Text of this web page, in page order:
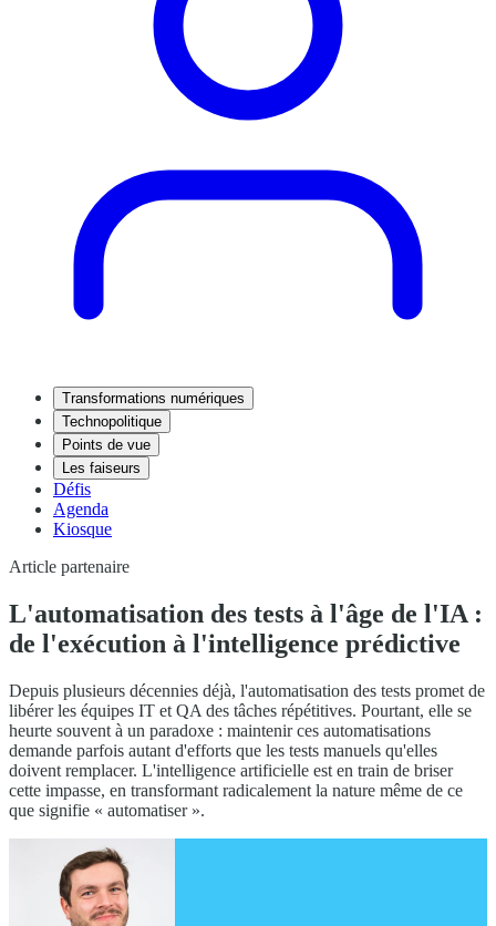
Transformations numériques
Technopolitique
Points de vue
Les faiseurs
Défis
Agenda
Kiosque
Article partenaire
L'automatisation des tests à l'âge de l'IA :
de l'exécution à l'intelligence prédictive
Depuis plusieurs décennies déjà, l'automatisation des tests promet de
libérer les équipes IT et QA des tâches répétitives. Pourtant, elle se
heurte souvent à un paradoxe : maintenir ces automatisations
demande parfois autant d'efforts que les tests manuels qu'elles
doivent remplacer. L'intelligence artificielle est en train de briser
cette impasse, en transformant radicalement la nature même de ce
que signifie « automatiser ».